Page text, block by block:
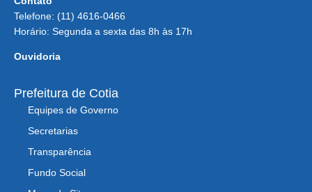
Telefone: (11) 4616-0466
Horário: Segunda a sexta das 8h às 17h
Ouvidoria
Prefeitura de Cotia
Equipes de Governo
Secretarias
Transparência
Fundo Social